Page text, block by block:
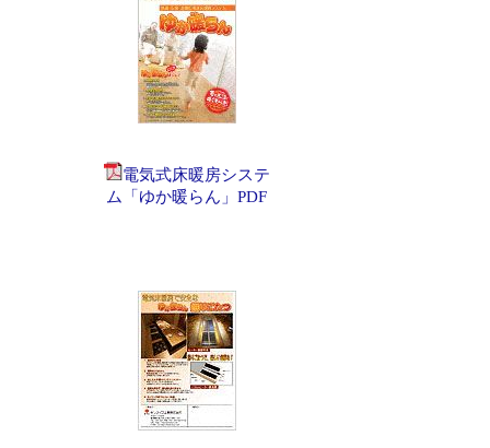
電気式床暖房システ
ム「ゆか暖らん」PDF